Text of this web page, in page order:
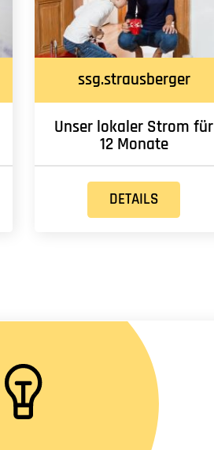
ssg.strausberger
Unser lokaler Strom für
12 Monate
DETAILS